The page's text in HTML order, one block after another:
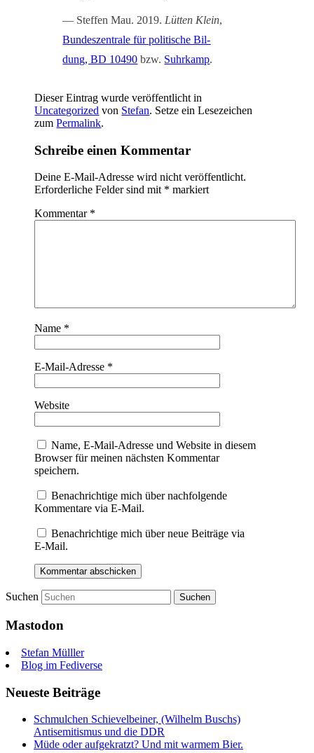
Stef­fen Mau. 2019. Lüt­ten Klein,
Bun­des­zen­tra­le für poli­ti­sche Bil­
dung, BD 10490 bzw. Suhr­kamp.
Dieser Eintrag wurde veröffentlicht in
Uncategorized von Stefan. Setze ein Lesezeichen
zumPermalink.
Schreibe einen Kommentar
Deine E-Mail-Adresse wird nicht veröffentlicht.
Erforderliche Felder sind mit * markiert
Kommentar *
Name *
E-Mail-Adresse *
Website
Name, E-Mail-Adresse und Website in diesem
Browser für meinen nächsten Kommentar
speichern.
Benachrichtige mich über nachfolgende
Kommentare via E-Mail.
Benachrichtige mich über neue Beiträge via
E-Mail.
Suchen
Mastodon
Stefan Mülller
Blog im Fediverse
Neueste Beiträge
Schmulchen Schievelbeiner, (Wilhelm Buschs)
Antisemitismus und die DDR
Müde oder aufgekratzt? Und mit warmem Bier.